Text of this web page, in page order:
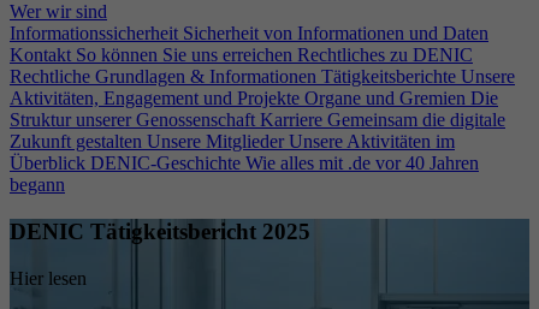
Wer wir sind
Informationssicherheit Sicherheit von Informationen und Daten
Kontakt So können Sie uns erreichen Rechtliches zu DENIC
Rechtliche Grundlagen & Informationen Tätigkeitsberichte Unsere
Aktivitäten, Engagement und Projekte Organe und Gremien Die
Struktur unserer Genossenschaft Karriere Gemeinsam die digitale
Zukunft gestalten Unsere Mitglieder Unsere Aktivitäten im
Überblick DENIC-Geschichte Wie alles mit .de vor 40 Jahren
begann
DENIC Tätigkeitsbericht 2025
Hier lesen